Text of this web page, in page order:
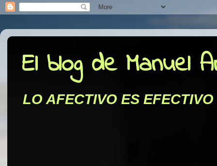
El blog de Manuel
LO AFECTIVO ES EFECTIVO